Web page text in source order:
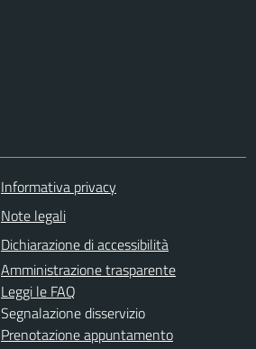
Informativa privacy
Note legali
Dichiarazione di accessibilità
Amministrazione trasparente
Leggi le FAQ
Segnalazione disservizio
Prenotazione appuntamento